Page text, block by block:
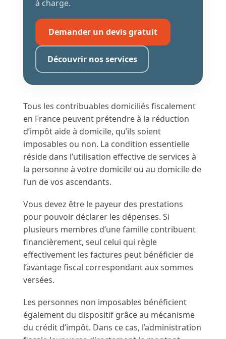
à charge.
Demander un devis gratuit
Découvrir nos services
Tous les contribuables domiciliés fiscalement
en France peuvent prétendre à la réduction
d’impôt aide à domicile, qu’ils soient
imposables ou non. La condition essentielle
réside dans l’utilisation effective de services à
la personne à votre domicile ou au domicile de
l’un de vos ascendants.
Vous devez être le payeur des prestations
pour pouvoir déclarer les dépenses. Si
plusieurs membres d’une famille contribuent
financièrement, seul celui qui règle
effectivement les factures peut bénéficier de
l’avantage fiscal correspondant aux sommes
versées.
Les personnes non imposables bénéficient
également du dispositif grâce au mécanisme
du crédit d’impôt. Dans ce cas, l’administration